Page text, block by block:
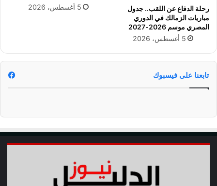
رحلة الدفاع عن اللقب.. جدول
مباريات الزمالك في الدوري
المصري موسم 2026-2027
5 أغسطس، 2026
5 أغسطس، 2026
تابعنا على فيسبوك